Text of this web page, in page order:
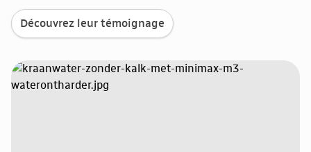
Découvrez leur témoignage